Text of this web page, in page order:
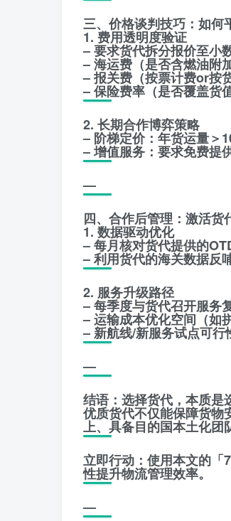
三、价格谈判技巧：如何
1. 费用透明度验证
– 要求货代拆分报价至小
– 海运费（是否含燃油附
– 报关费（按票计费or按
– 保险费率（是否覆盖货
2. 长期合作博弈策略
– 阶梯定价：年货运量＞
– 增值服务：要求免费提
—
四、合作后管理：激活货
1. 数据驱动优化
– 每月核对货代提供的
– 利用货代的海关数据反
2. 服务升级路径
– 每季度与货代召开服务
– 运输成本优化空间（如
– 新航线/新服务试点可行
—
结语：选择货代，本质是
优质货代不仅能保障货物
上、具备目的国本土化团
立即行动：使用本文的「
性提升物流管理效率。
—